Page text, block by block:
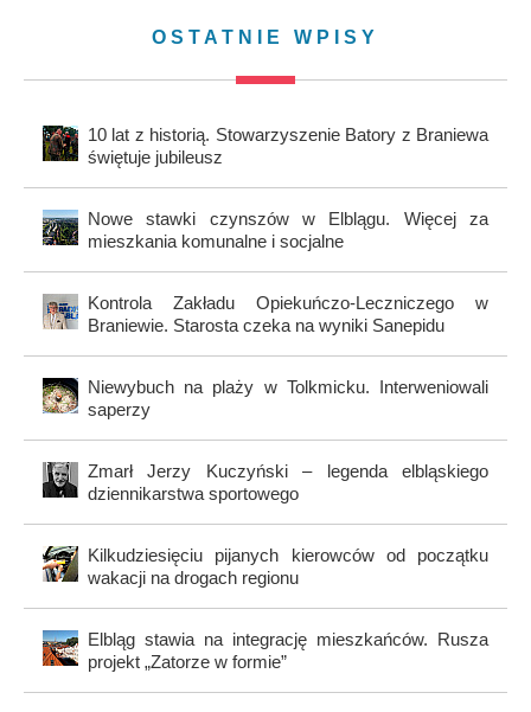
OSTATNIE WPISY
10 lat z historią. Stowarzyszenie Batory z Braniewa
świętuje jubileusz
Nowe stawki czynszów w Elblągu. Więcej za
mieszkania komunalne i socjalne
Kontrola Zakładu Opiekuńczo-Leczniczego w
Braniewie. Starosta czeka na wyniki Sanepidu
Niewybuch na plaży w Tolkmicku. Interweniowali
saperzy
Zmarł Jerzy Kuczyński – legenda elbląskiego
dziennikarstwa sportowego
Kilkudziesięciu pijanych kierowców od początku
wakacji na drogach regionu
Elbląg stawia na integrację mieszkańców. Rusza
projekt „Zatorze w formie”